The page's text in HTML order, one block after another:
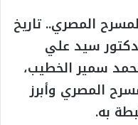
المصري.. تاريخ
سيد علي
سمير الخطيب،
المصري وأبرز
به.